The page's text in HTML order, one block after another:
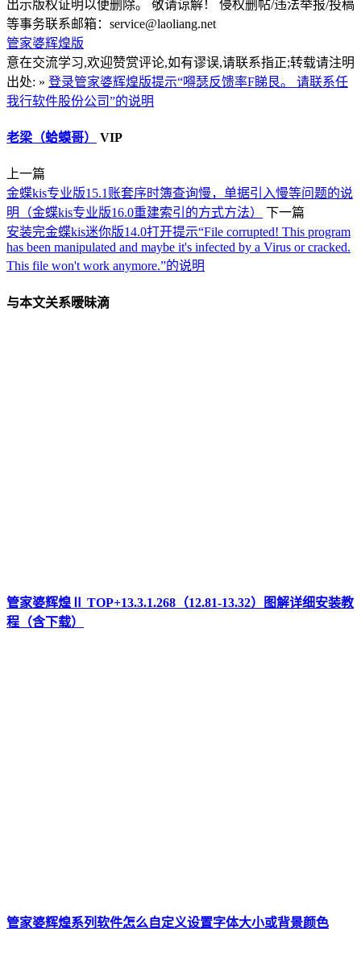
出示版权证明以便删除。 敬请谅解！ 侵权删帖/违法举报/投稿
等事务联系邮箱：service@laoliang.net
管家婆辉煌版
意在交流学习,欢迎赞赏评论,如有谬误,请联系指正;转载请注明
出处: » 登录管家婆辉煌版提示“嘚瑟反馈率F睇艮。 请联系任
我行软件股份公司”的说明
老梁（蛤蟆哥） VIP
上一篇
金蝶kis专业版15.1账套序时簿查询慢，单据引入慢等问题的说
明（金蝶kis专业版16.0重建索引的方式方法）
下一篇
安装完金蝶kis迷你版14.0打开提示“File corrupted! This program
has been manipulated and maybe it's infected by a Virus or cracked.
This file won't work anymore.”的说明
与本文关系暧昧滴
管家婆辉煌Ⅱ TOP+13.3.1.268（12.81-13.32）图解详细安装教
程（含下载）
管家婆辉煌系列软件怎么自定义设置字体大小或背景颜色